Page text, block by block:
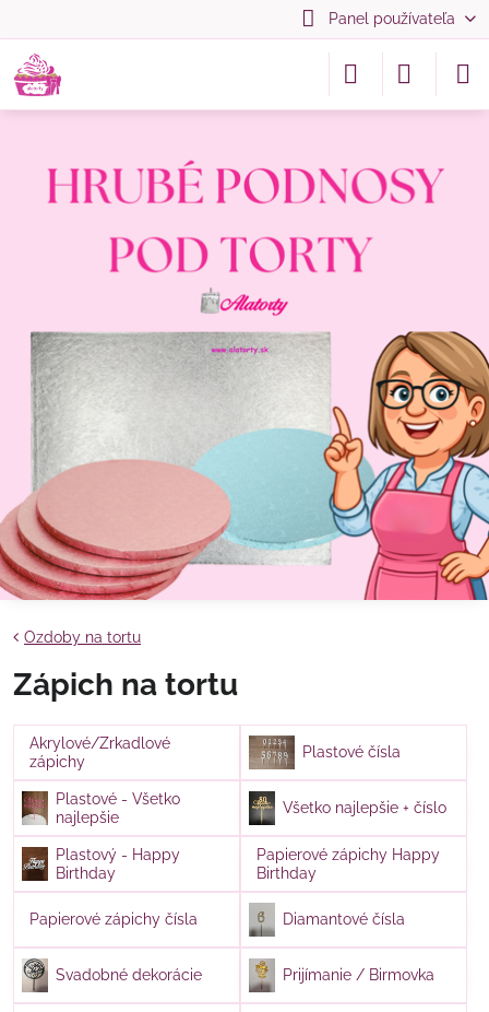
Panel používateľa
Ozdoby na tortu
Zápich na tortu
Akrylové/Zrkadlové
zápichy
Plastové čísla
Plastové - Všetko
najlepšie
Všetko najlepšie + číslo
Plastový - Happy
Birthday
Papierové zápichy Happy
Birthday
Papierové zápichy čísla Diamantové čísla
Svadobné dekorácie Prijímanie / Birmovka